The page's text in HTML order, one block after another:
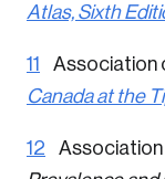
Atlas, Sixth
11 Association
Canada at the
12 Association